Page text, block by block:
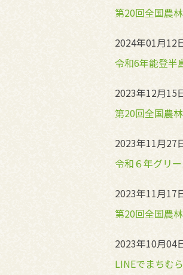
第20回全国農
2024年01月12
令和6年能登半
2023年12月15
第20回全国農
2023年11月27
令和６年グリ
2023年11月17
第20回全国農
2023年10月04
LINEでまちむ